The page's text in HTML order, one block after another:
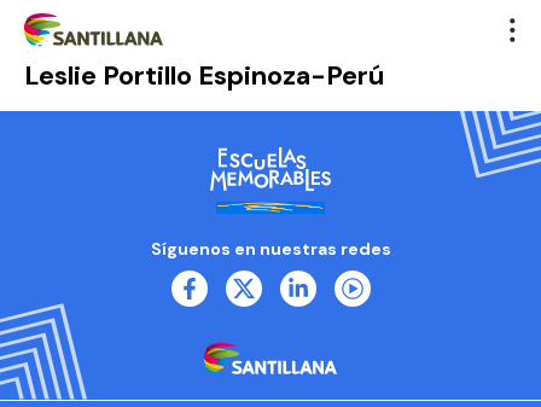
Leslie Portillo Espinoza-Perú
Síguenos en nuestras redes